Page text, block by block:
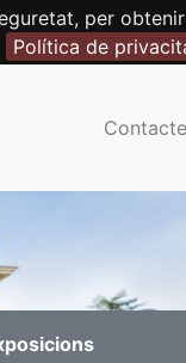
per
Política de
Contacte